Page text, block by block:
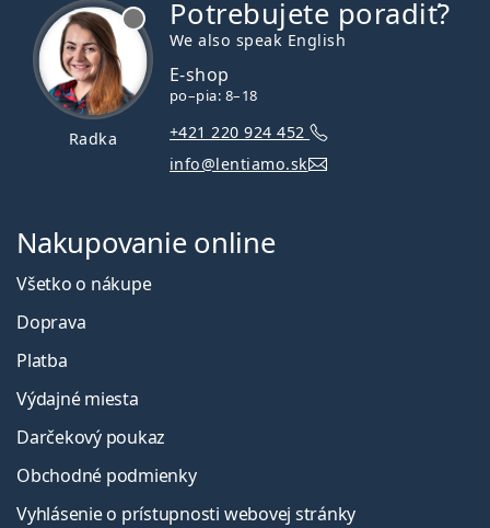
Radka
Potrebujete poradiť?
We also speak English
E-shop
po–pia: 8–18
+421 220 924 452
info@lentiamo.sk
Nakupovanie online
Všetko o nákupe
Doprava
Platba
Výdajné miesta
Darčekový poukaz
Obchodné podmienky
Vyhlásenie o prístupnosti webovej stránky